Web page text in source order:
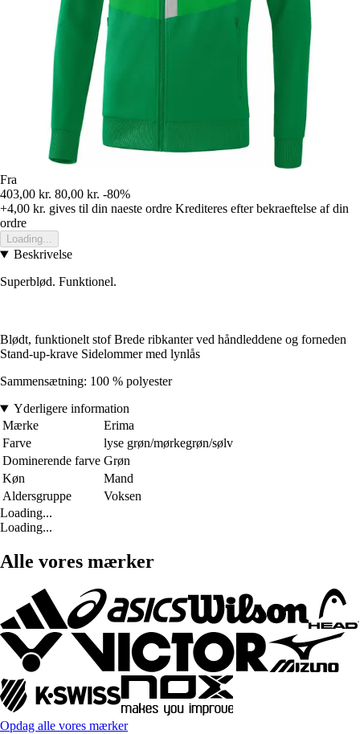
Fra
403,00 kr. 80,00 kr. -80%
+4,00 kr. gives til din naeste ordre Krediteres efter bekraeftelse af din
ordre
Loading...
Beskrivelse
Superblød. Funktionel.
Blødt, funktionelt stof Brede ribkanter ved håndleddene og forneden
Stand-up-krave Sidelommer med lynlås
Sammensætning: 100 % polyester
Yderligere information
Mærke
Erima
Farve
lyse grøn/mørkegrøn/sølv
Dominerende farve Grøn
Køn
Mand
Aldersgruppe
Voksen
Loading...
Loading...
Alle vores mærker
Opdag alle vores mærker